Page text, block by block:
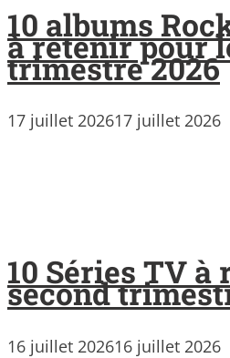
10 albums
à retenir pour
trimestre 2026
17 juillet 202617 juillet 2026
10 Séries TV à
second
16 juillet 202616 juillet 2026